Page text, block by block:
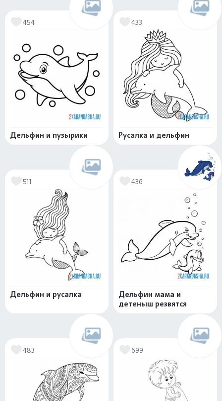
454
Дельфин и пузырики
433
Русалка и дельфин
511
Дельфин и русалка
436
Дельфин мама и
детеныш резвятся
483 699